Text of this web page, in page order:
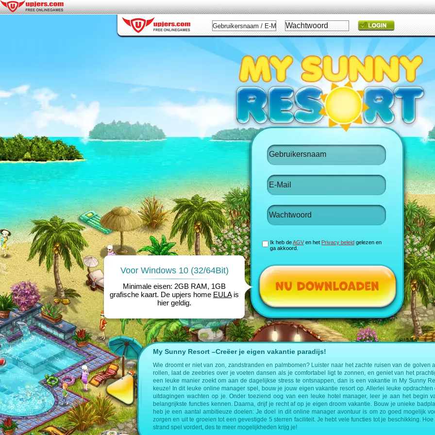
de volgende pagina’s:
spel
My Sunny Resort –Creëer je eigen vakantie paradijs!
Wie droomt er niet van zon, zandstranden en palmbomen? Luister naar het zachte ruisen van de golven
rollen, laat de zeebries over je voeten dansen als je comfortabel ligt te zonnen, en geniet van het
een leuke manier zoekt om aan de dagelijkse stress te ontsnappen, dan is een vakantie in My Sunny
keuze! In dit leuke online manager spel, bouw je jouw eigen vakantie resort op. Allerlei leuke opdrachten
uitdagingen wachten op je. Onder toeziend oog van een leuke hotel manager, leer je aan het begin
belangrijkste functies kennen. Daarna, drijf je recht af op je eigen droom vakantie. Bouw je unieke
heb je een aantal ambitieuze doelen: Je doel in dit online manager avontuur is om zo goed mogelijk
zorgen en uit te groeien tot een gevestigde 5 sterren faciliteit. Je hebt vele functies tot je beschikking.
strand spel vordert, des te meer mogelijkheden krijg je!
Ik heb deAGV en het Privacy beleid gelezen en
ga akkoord.
Voor Windows 10 (32/64Bit)
Minimale eisen: 2GB RAM, 1GB
grafische kaart. De upjers home EULAis
hier geldig.